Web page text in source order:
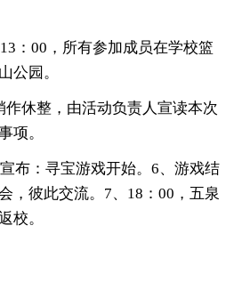
：00，所有参加成员在学校篮
公园。
作休整，由活动负责人宣读本次
项。
布：寻宝游戏开始。6、游戏结
，彼此交流。7、18：00，五泉
校。